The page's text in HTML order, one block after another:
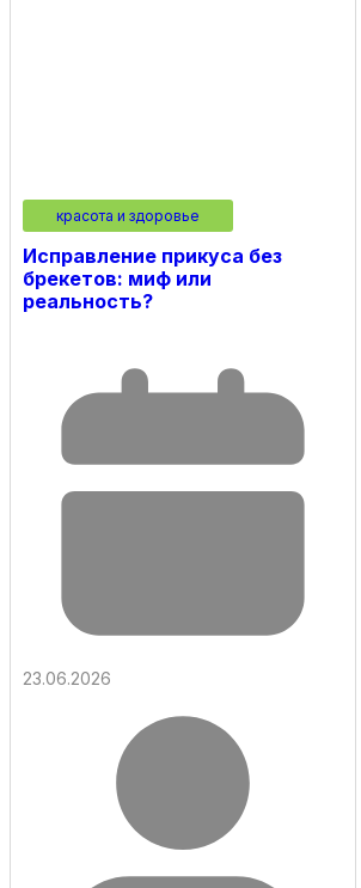
красота и здоровье
Исправление прикуса без
брекетов: миф или
реальность?
23.06.2026